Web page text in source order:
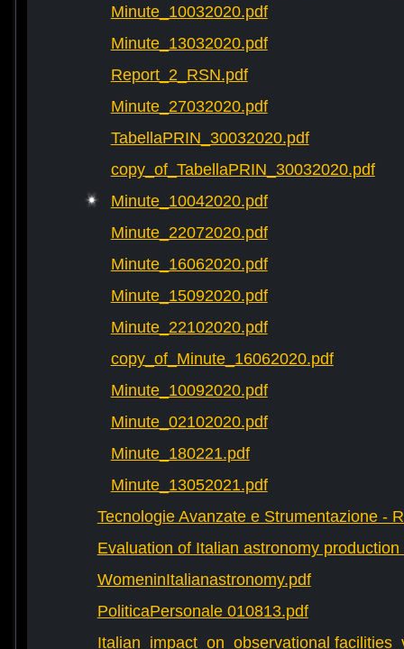
Minute_10032020.pdf
Minute_13032020.pdf
Report_2_RSN.pdf
Minute_27032020.pdf
TabellaPRIN_30032020.pdf
copy_of_TabellaPRIN_30032020.pdf
Minute_10042020.pdf
Minute_22072020.pdf
Minute_16062020.pdf
Minute_15092020.pdf
Minute_22102020.pdf
copy_of_Minute_16062020.pdf
Minute_10092020.pdf
Minute_02102020.pdf
Minute_180221.pdf
Minute_13052021.pdf
Tecnologie Avanzate e Strumentazione -
Evaluation of Italian astronomy production
WomeninItalianastronomy.pdf
PoliticaPersonale 010813.pdf
Italian_impact_on_observational